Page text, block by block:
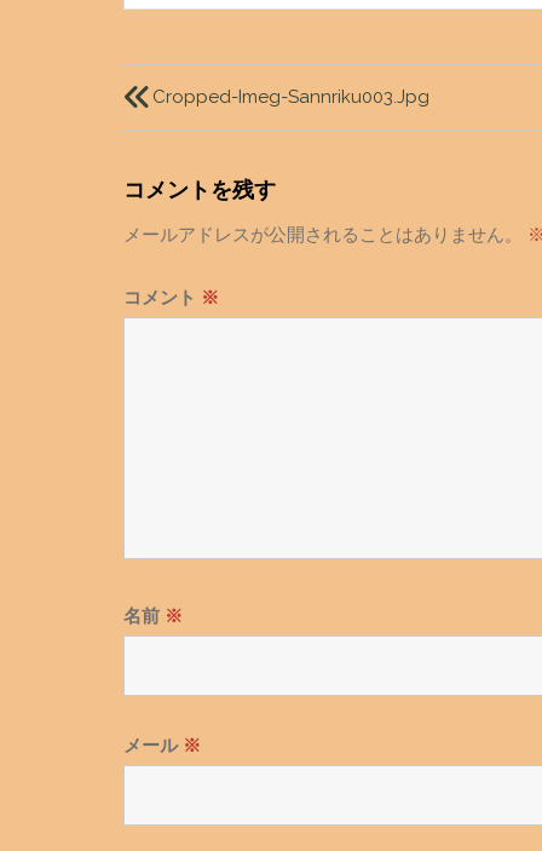
投
稿
ナ
ビ
ー
シ
ョ
Cropped-Imeg-Sannriku003.jpg
コメントを残す
メールアドレスが公開されることはありません。
コメント ※
名前 ※
メール ※